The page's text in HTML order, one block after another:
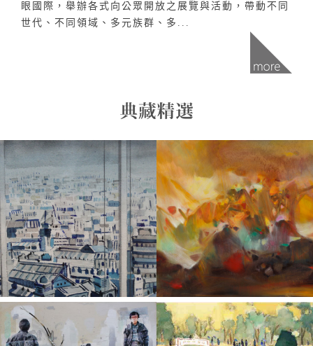
眼國際，舉辦各式向公眾開放之展覽與活動，帶動不同
世代、不同領域、多元族群、多...